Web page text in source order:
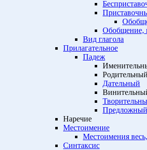
Обобщение,
Вид глагола
Прилагательное
Падеж
Родительный
Дательный
Предложный
Наречие
Местоимение
Местоимения
Синтаксис